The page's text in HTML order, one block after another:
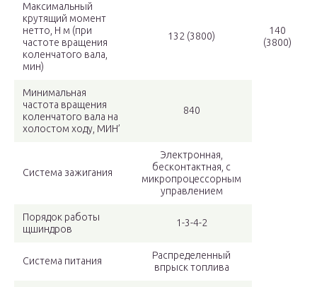
Максимальный
крутящий момент
нетто, Н м (при
частоте вращения
коленчатого вала,
мин)
132 (3800)
140
(3800)
Минимальная
частота вращения
коленчатого вала на
холостом ходу, МИН’
840
Система зажигания
Электронная,
бесконтактная, с
микропроцессорным
управлением
Порядок работы
щшиндров
1-3-4-2
Система питания
Распределенный
впрыск топлива